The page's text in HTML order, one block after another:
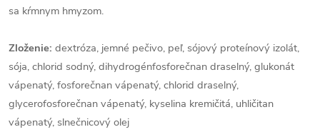
sa kŕmnym hmyzom.
Zloženie: dextróza, jemné pečivo, peľ, sójový proteínový izolát,
sója, chlorid sodný, dihydrogénfosforečnan draselný, glukonát
vápenatý, fosforečnan vápenatý, chlorid draselný,
glycerofosforečnan vápenatý, kyselina kremičitá, uhličitan
vápenatý, slnečnicový olej